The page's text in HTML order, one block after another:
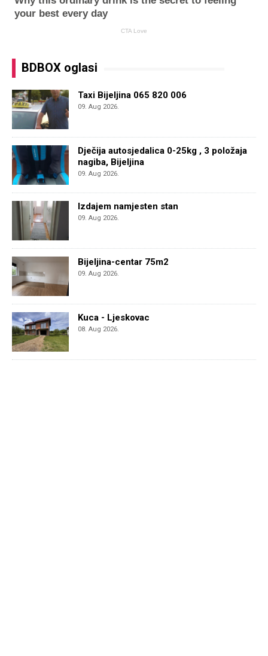
BDBOX oglasi
Taxi Bijeljina 065 820 006
09. Aug 2026.
Dječija autosjedalica 0-25kg , 3 položaja
nagiba, Bijeljina
09. Aug 2026.
Izdajem namjesten stan
09. Aug 2026.
Bijeljina-centar 75m2
09. Aug 2026.
Kuca - Ljeskovac
08. Aug 2026.